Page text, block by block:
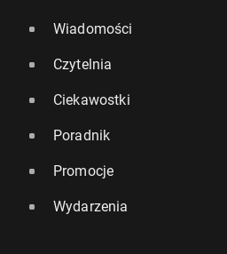
Wiadomości
Czytelnia
Ciekawostki
Poradnik
Promocje
Wydarzenia